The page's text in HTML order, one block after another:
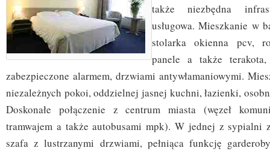
także niezbędna
usługowa. Mieszkanie w
stolarka okienna pcv,
panele a także
zabezpieczone alarmem, drzwiami antywłamaniowymi.
niezależnych pokoi, oddzielnej jasnej kuchni, łazienki,
Doskonałe połączenie z centrum miasta (węzeł
tramwajem a także autobusami mpk). W jednej z sypialni
szafa z lustrzanymi drzwiami, pełniąca funkcję